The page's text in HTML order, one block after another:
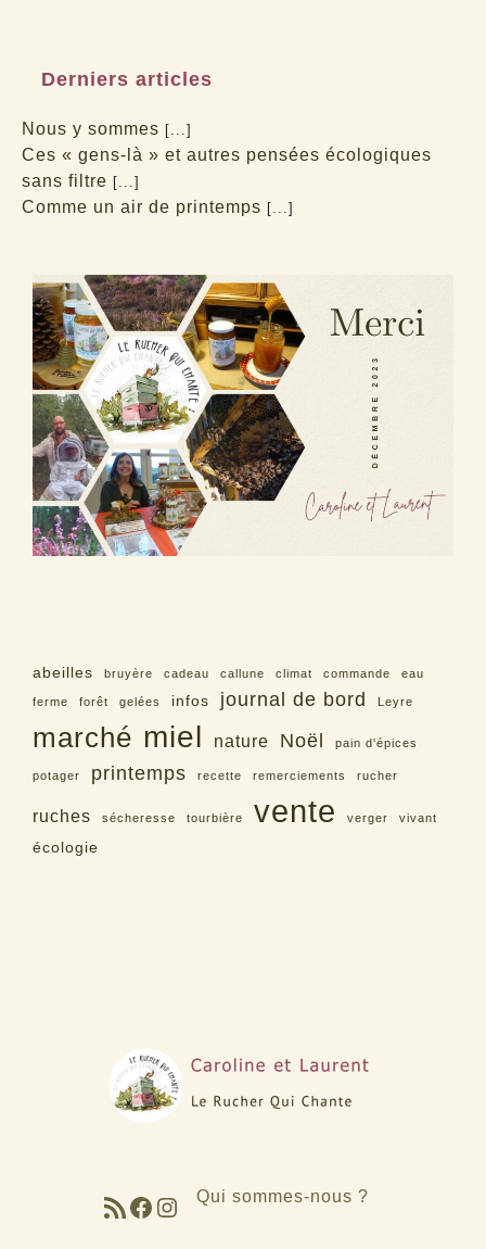
Derniers articles
Nous y sommes [...]
Ces « gens-là » et autres pensées écologiques
sans filtre [...]
Comme un air de printemps [...]
abeilles bruyère cadeau callune climat commande eau
ferme forêt gelées infos journal de bord Leyre
marché miel nature Noël pain d'épices
potager printemps recette remerciements rucher
ruches sécheresse tourbière vente verger vivant
écologie
Flux RSSFacebook
Instagram
Qui sommes-nous ?